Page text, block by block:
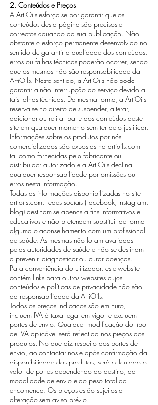
2. Conteúdos e Preços
A ArtiOils esforça-se por garantir que os
conteúdos desta página são precisos e
correctos aquando da sua publicação. Não
obstante o esforço permanente desenvolvido no
sentido de garantir a qualidade dos conteúdos,
erros ou falhas técnicas poderão ocorrer, sendo
que os mesmos não são responsabilidade da
ArtiOils. Neste sentido, a ArtiOils não pode
garantir a não interrupção do serviço devido a
tais falhas técnicas. Da mesma forma, a ArtiOils
reserva-se no direito de suspender, alterar,
adicionar ou retirar parte dos conteúdos deste
site em qualquer momento sem ter de o justificar.
Informações sobre os produtos por nós
comercializados são expostas na artioils.com
tal como fornecidas pelo fabricante ou
distribuidor autorizado e a ArtiOils declina
qualquer responsabilidade por omissões ou
erros nesta informação.
Todas as informações disponibilizadas no site
artioils.com, redes sociais (Facebook, Instagram,
blog) destinam-se apenas a fins informativos e
educativos e não pretendem substituir de forma
alguma o aconselhamento com um profissional
de saúde. As mesmas não foram avaliadas
pelas autoridades de saúde e não se destinam
a prevenir, diagnosticar ou curar doenças.
Para conveniência do utilizador, este website
contém links para outros websites cujos
conteúdos e políticas de privacidade não são
da responsabilidade da ArtiOils.
Todos os preços indicados são em Euro,
incluem IVA à taxa legal em vigor e excluem
portes de envio. Qualquer modificação do tipo
de IVA aplicável será reflectida nos preços dos
produtos. No que diz respeito aos portes de
envio, ao contactar-nos e após confirmação da
disponibilidade dos produtos, será calculado o
valor de portes dependendo do destino, da
modalidade de envio e do peso total da
encomenda. Os preços estão sujeitos a
alteração sem aviso prévio.